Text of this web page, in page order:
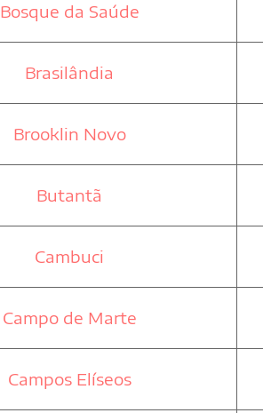
Bosque da Saúde
Brasilândia
Brooklin Novo
Butantã
Cambuci
Campo de Marte
Campos Elíseos